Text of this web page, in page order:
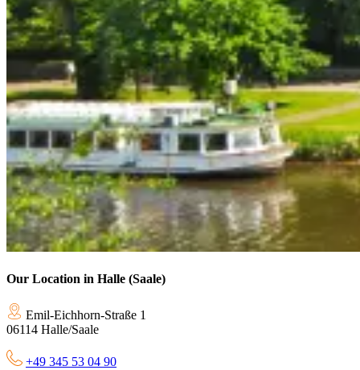
Our Location in Halle (Saale)
Emil-Eichhorn-Straße 1
06114 Halle/Saale
+49 345 53 04 90